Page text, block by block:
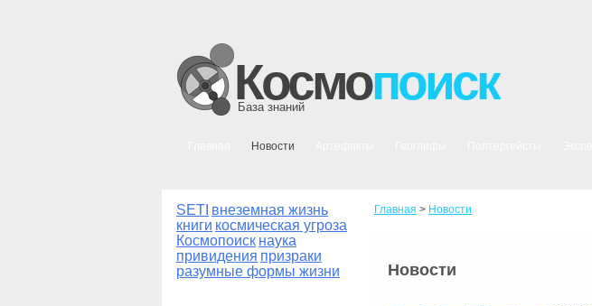
Космопоиск
База знаний
Новости
SETI внеземная жизнь
книги космическая угроза
Космопоиск наука
привидения призраки
разумные формы жизни
Главная > Новости
Новости